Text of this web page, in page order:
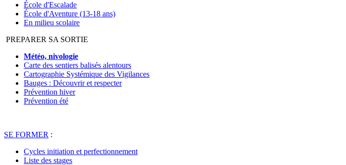
École d'Escalade
École d'Aventure (13-18 ans)
En milieu scolaire
PREPARER SA SORTIE
Météo, nivologie
Carte des sentiers balisés alentours
Cartographie Systémique des Vigilances
Bauges : Découvrir et respecter
Prévention hiver
Prévention été
SE FORMER :
Cycles initiation et perfectionnement
Liste des stages